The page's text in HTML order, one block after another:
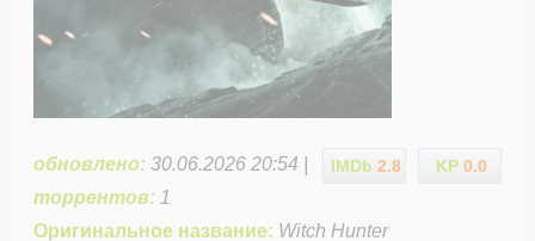
KP 0.0
IMDb 2.8
обновлено: 30.06.2026 20:54 |
торрентов: 1
Оригинальное название: Witch Hunter